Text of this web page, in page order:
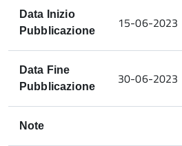
Data Inizio
Pubblicazione
15-06-2023
Data Fine
Pubblicazione
30-06-2023
Note